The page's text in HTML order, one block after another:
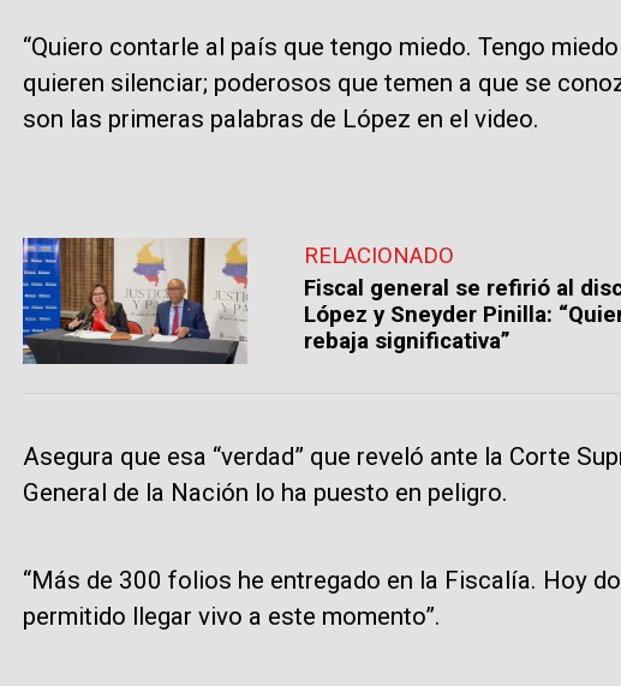
“Quiero contarle al país que tengo miedo. Tengo
quieren silenciar; poderosos que temen a que se
son las primeras palabras de López en el video.
RELACIONADO
Fiscal general se refirió al
López y Sneyder Pinilla:
rebaja significativa”
Asegura que esa “verdad” que reveló ante la Corte
General de la Nación lo ha puesto en peligro.
“Más de 300 folios he entregado en la Fiscalía. Hoy
permitido llegar vivo a este momento”.